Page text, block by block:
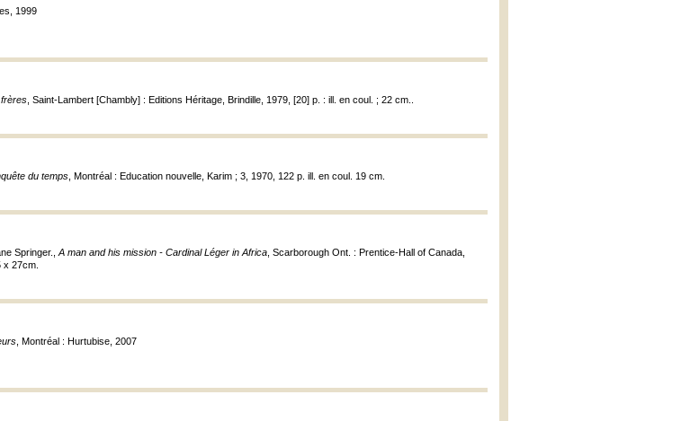
1999
, Saint-Lambert [Chambly] : Editions Héritage, Brindille, 1979, [20] p. : ill. en coul. ; 22 cm..
du temps , Montréal : Education nouvelle, Karim ; 3, 1970, 122 p. ill. en coul. 19 cm.
Springer., A man and his mission - Cardinal Léger in Africa , Scarborough Ont. : Prentice-Hall of Canada,
x 27cm.
, Montréal : Hurtubise, 2007